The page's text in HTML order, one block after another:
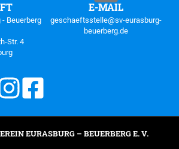
- Beuerberg
Str. 4
E-MAIL
geschaeftsstelle@sv-eurasburg-
beuerberg.de
EURASBURG – BEUERBERG E. V.